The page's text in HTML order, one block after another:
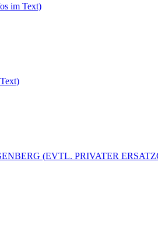
im Text)
(EVTL. PRIVATER